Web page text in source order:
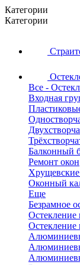
Категории
Категории
Все -
Входная
Балконный
Ремонт окон
Оконный
Еще
Безрамное
Остекление
Остекление